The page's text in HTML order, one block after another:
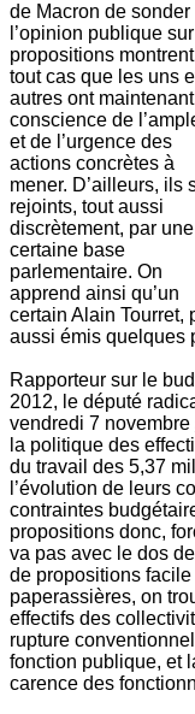
de Macron de sonder
l’opinion publique
propositions
tout cas que les uns
autres ont
conscience de
et de l’urgence des
actions concrètes à
mener. D’ailleurs, ils
rejoints, tout aussi
discrètement, par une
certaine base
parlementaire. On
apprend ainsi qu’un
certain Alain Tourret,
aussi émis quelques
Rapporteur sur le
2012, le député
vendredi 7 novembre
la politique des
du travail des 5,37
l’évolution de leurs
contraintes
propositions donc,
va pas avec le dos
de propositions
paperassières, on
effectifs des
rupture
fonction publique, et
carence des